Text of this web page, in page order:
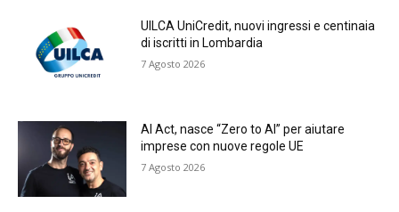
UILCA UniCredit, nuovi ingressi e centinaia
di iscritti in Lombardia
7 Agosto 2026
AI Act, nasce “Zero to AI” per aiutare
imprese con nuove regole UE
7 Agosto 2026